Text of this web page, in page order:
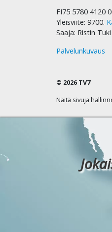
FI75 5780 4120
Yleisviite: 9700.
Saaja: Ristin
Palvelunkuvaus
© 2026 TV7
Näitä sivuja